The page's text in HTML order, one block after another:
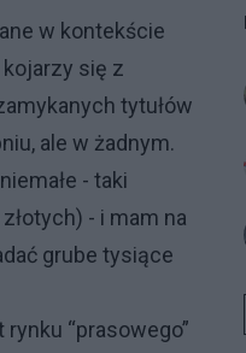
w kontekście
się z
tytułów
ale w żadnym.
- taki
- i mam na
grube tysiące
“prasowego”